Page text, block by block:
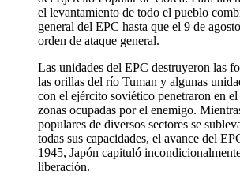
el levantamiento de todo el pueblo
general del EPC hasta que el 9 de
orden de ataque general.
Las unidades del EPC destruyeron las
las orillas del río Tuman y algunas
con el ejército soviético penetraron en
zonas ocupadas por el enemigo.
populares de diversos sectores se
todas sus capacidades, el avance del
1945, Japón capituló
liberación.